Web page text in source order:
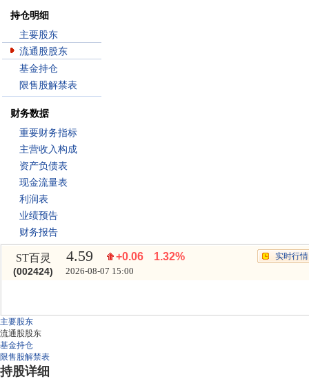
持仓明细
主要股东
流通股股东
基金持仓
限售股解禁表
财务数据
重要财务指标
主营收入构成
资产负债表
现金流量表
利润表
业绩预告
财务报告
ST百灵
(002424)
4.59 +0.06 1.32%
2026-08-07 15:00
实时行情
主要股东
流通股股东
基金持仓
限售股解禁表
持股详细